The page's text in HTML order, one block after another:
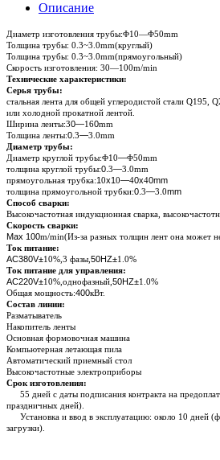
Описание
Диаметр изготовления трубы:Φ10—Φ50mm
Толщина трубы: 0.3~3.0mm(круглый)
Толщина трубы: 0.3~3.0mm(прямоугольный)
Скорость изготовления: 30—100m/min
Технические характеристики:
Серья трубы:
стальная лента для общей углеродистой стали Q195,
или холодной прокатной лентой.
Ширина ленты:30—160mm
Толщина ленты:0.3—3.0mm
Диаметр трубы:
Диаметр круглой трубы:Φ10—Φ50mm
толщина круглой трубы:0.3—3.0mm
прямоугольная трубка:10x10—40x40mm
толщина прямоугольной трубки:0.3—3.0mm
Способ сварки:
Высокочастотная индукционная сварка,
Скорость сварки:
Max 100m/min(Из-за разных толщин лент она может
Ток питание:
AC380V±10%,3 фазы,50HZ±1.0%
Ток питание для управления:
AC220V±10%,однофазный,50HZ±1.0%
Общая мощность:400кВт.
Состав линии:
Разматыватель
Накопитель ленты
Основная формовочная машина
Компьютерная летающая пила
Автоматический приемный стол
Высокочастотные электроприборы
Срок изготовления:
55 дней с даты подписания контракта на
праздничных дней).
Установка и ввод в эксплуатацию: около 10 дней
загрузки).